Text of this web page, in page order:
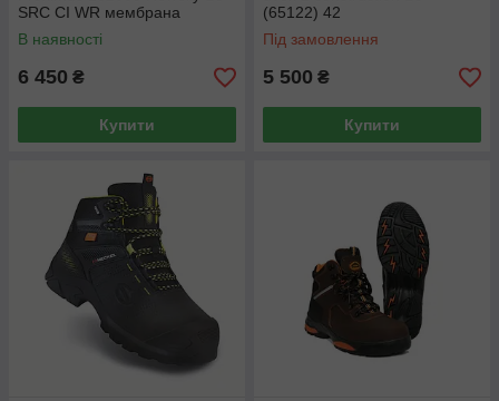
SRC CI WR мембрана
(BAOZ3-PROX6) 44
В наявності
6 450 ₴
Купити
(65122) 42
Під замовлення
5 500 ₴
Купити